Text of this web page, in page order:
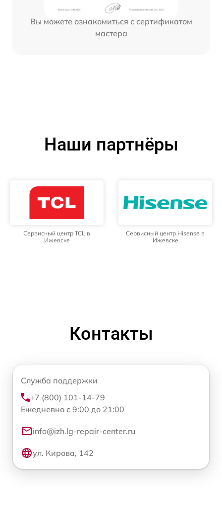
Вы можете ознакомиться с сертификатом
мастера
Наши партнёры
Сервисный центр TCL в
Ижевске
Сервисный центр Hisense в
Ижевске
Контакты
Служба поддержки
+7 (800) 101-14-79
Ежедневно с 9:00 до 21:00
info@izh.lg-repair-center.ru
ул. Кирова, 142